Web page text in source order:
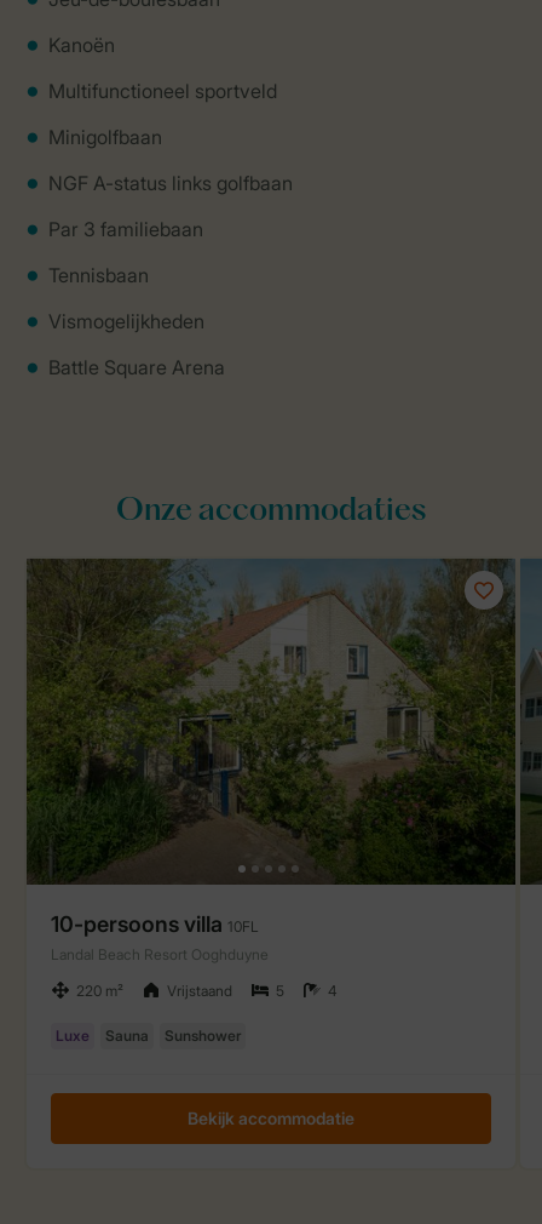
Kanoën
Multifunctioneel sportveld
Minigolfbaan
NGF A-status links golfbaan
Par 3 familiebaan
Tennisbaan
Vismogelijkheden
Battle Square Arena